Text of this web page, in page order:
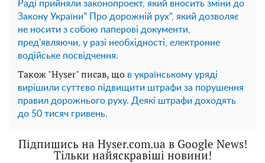
Раді прийняли законопроект, який вносить зміни до
Закону України" Про дорожній рух", який дозволяє
не носити з собою паперові документи,
пред'являючи, у разі необхідності, електронне
водійське посвідчення.
Також "Hyser" писав, що в українському уряді
вирішили суттєво підвищити штрафи за порушення
правил дорожнього руху. Деякі штрафи доходять
до 50 тисяч гривень.
Підпишись на Hyser.com.ua в Google News!
Тільки найяскравіші новини!